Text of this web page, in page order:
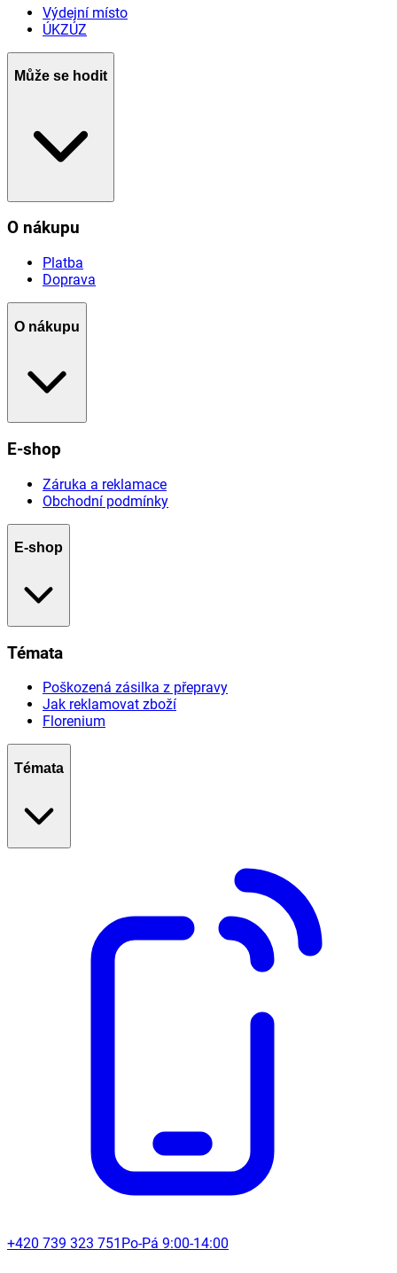
Výdejní místo
ÚKZÚZ
Může se hodit
O nákupu
Platba
Doprava
O nákupu
E-shop
Záruka a reklamace
Obchodní podmínky
E-shop
Témata
Poškozená zásilka z přepravy
Jak reklamovat zboží
Florenium
Témata
+420 739 323 751 Po-Pá 9:00-14:00